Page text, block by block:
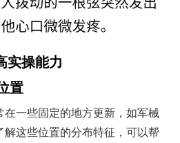
实操能力
置
一些固定的地方更新，如军械
这些位置的分布特征，可以帮